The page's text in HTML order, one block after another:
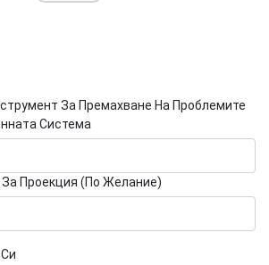
За Премахване На Проблемите
Система
За Проекция (По Желание)